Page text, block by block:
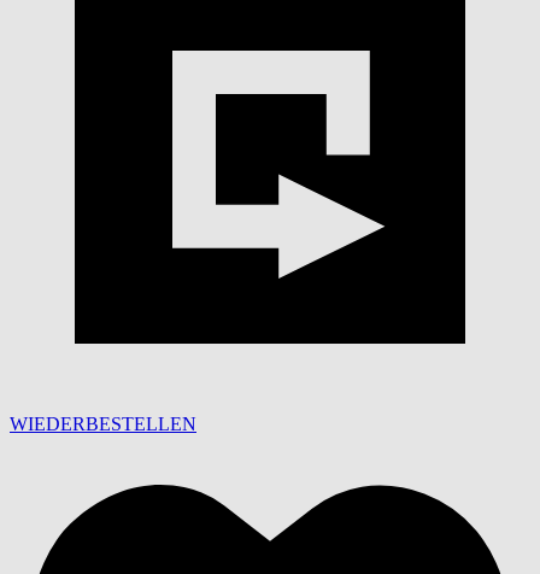
WIEDERBESTELLEN